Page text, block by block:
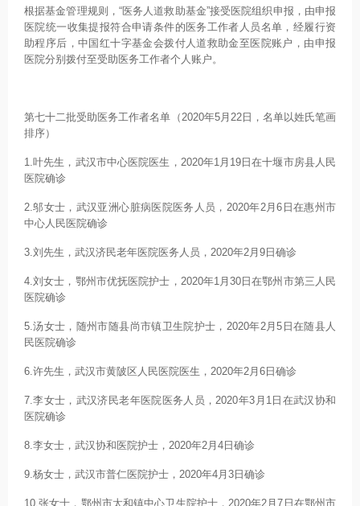
根据基金管理规则，“医务人道救助基金”接受医院组织申报，由申报
医院统一收集提报符合申请条件的医务工作者人员名单，经履行资
助程序后，中国红十字基金会拨付人道救助金至医院账户，由申报
医院分别拨付至受助医务工作者个人账户。
第七十二批受助医务工作者名单（2020年5月22日，名单以姓氏笔画
排序）
1.叶先生，武汉市中心医院医生，2020年1月19日在十堰市房县人民
医院确诊
2.邬女士，武汉亚洲心脏病医院医务人员，2020年2月6日在惠州市
中心人民医院确诊
3.刘先生，武汉济民老年医院医务人员，2020年2月9日确诊
4.刘女士，鄂州市优抚医院护士，2020年1月30日在鄂州市第三人民
医院确诊
5.汤女士，随州市随县尚市镇卫生院护士，2020年2月5日在随县人
民医院确诊
6.许先生，武汉市黄陂区人民医院医生，2020年2月6日确诊
7.李女士，武汉济民老年医院医务人员，2020年3月1日在武汉协和
医院确诊
8.李女士，武汉协和医院护士，2020年2月4日确诊
9.杨女士，武汉市普仁医院护士，2020年4月3日确诊
10.张女士，鄂州市太和镇中心卫生院护士，2020年2月7日在鄂州市